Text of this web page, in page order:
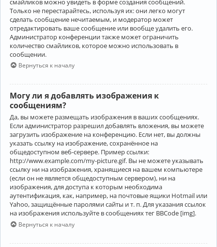
Только не перестарайтесь, используя их: они легко могут
сделать сообщение нечитаемым, и модератор может
отредактировать ваше сообщение или вообще удалить его.
Администратор конференции также может ограничить
количество смайликов, которое можно использовать в
сообщении.
Вернуться к началу
Могу ли я добавлять изображения к
сообщениям?
Да, вы можете размещать изображения в ваших сообщениях.
Если администратор разрешил добавлять вложения, вы можете
загрузить изображение на конференцию. Если нет, вы должны
указать ссылку на изображение, сохранённое на
общедоступном веб-сервере. Пример ссылки:
http://www.example.com/my-picture.gif. Вы не можете указывать
ссылку ни на изображения, хранящиеся на вашем компьютере
(если он не является общедоступным сервером), ни на
изображения, для доступа к которым необходима
аутентификация, как, например, на почтовые ящики Hotmail или
Yahoo, защищённые паролями сайты и т. п. Для указания ссылок
на изображения используйте в сообщениях тег BBCode [img].
Вернуться к началу